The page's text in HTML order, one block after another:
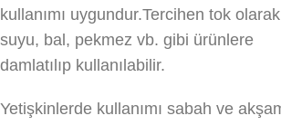
kullanımı uygundur.Tercihen tok
suyu, bal, pekmez vb. gibi ürünlere
damlatılıp kullanılabilir.
Yetişkinlerde kullanımı sabah ve